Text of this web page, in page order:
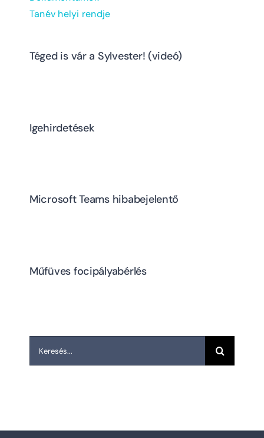
Tanév helyi rendje
Téged is vár a Sylvester! (videó)
Igehirdetések
Microsoft Teams hibabejelentő
Műfüves focipályabérlés